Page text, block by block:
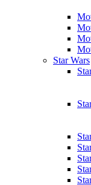
Star Wars